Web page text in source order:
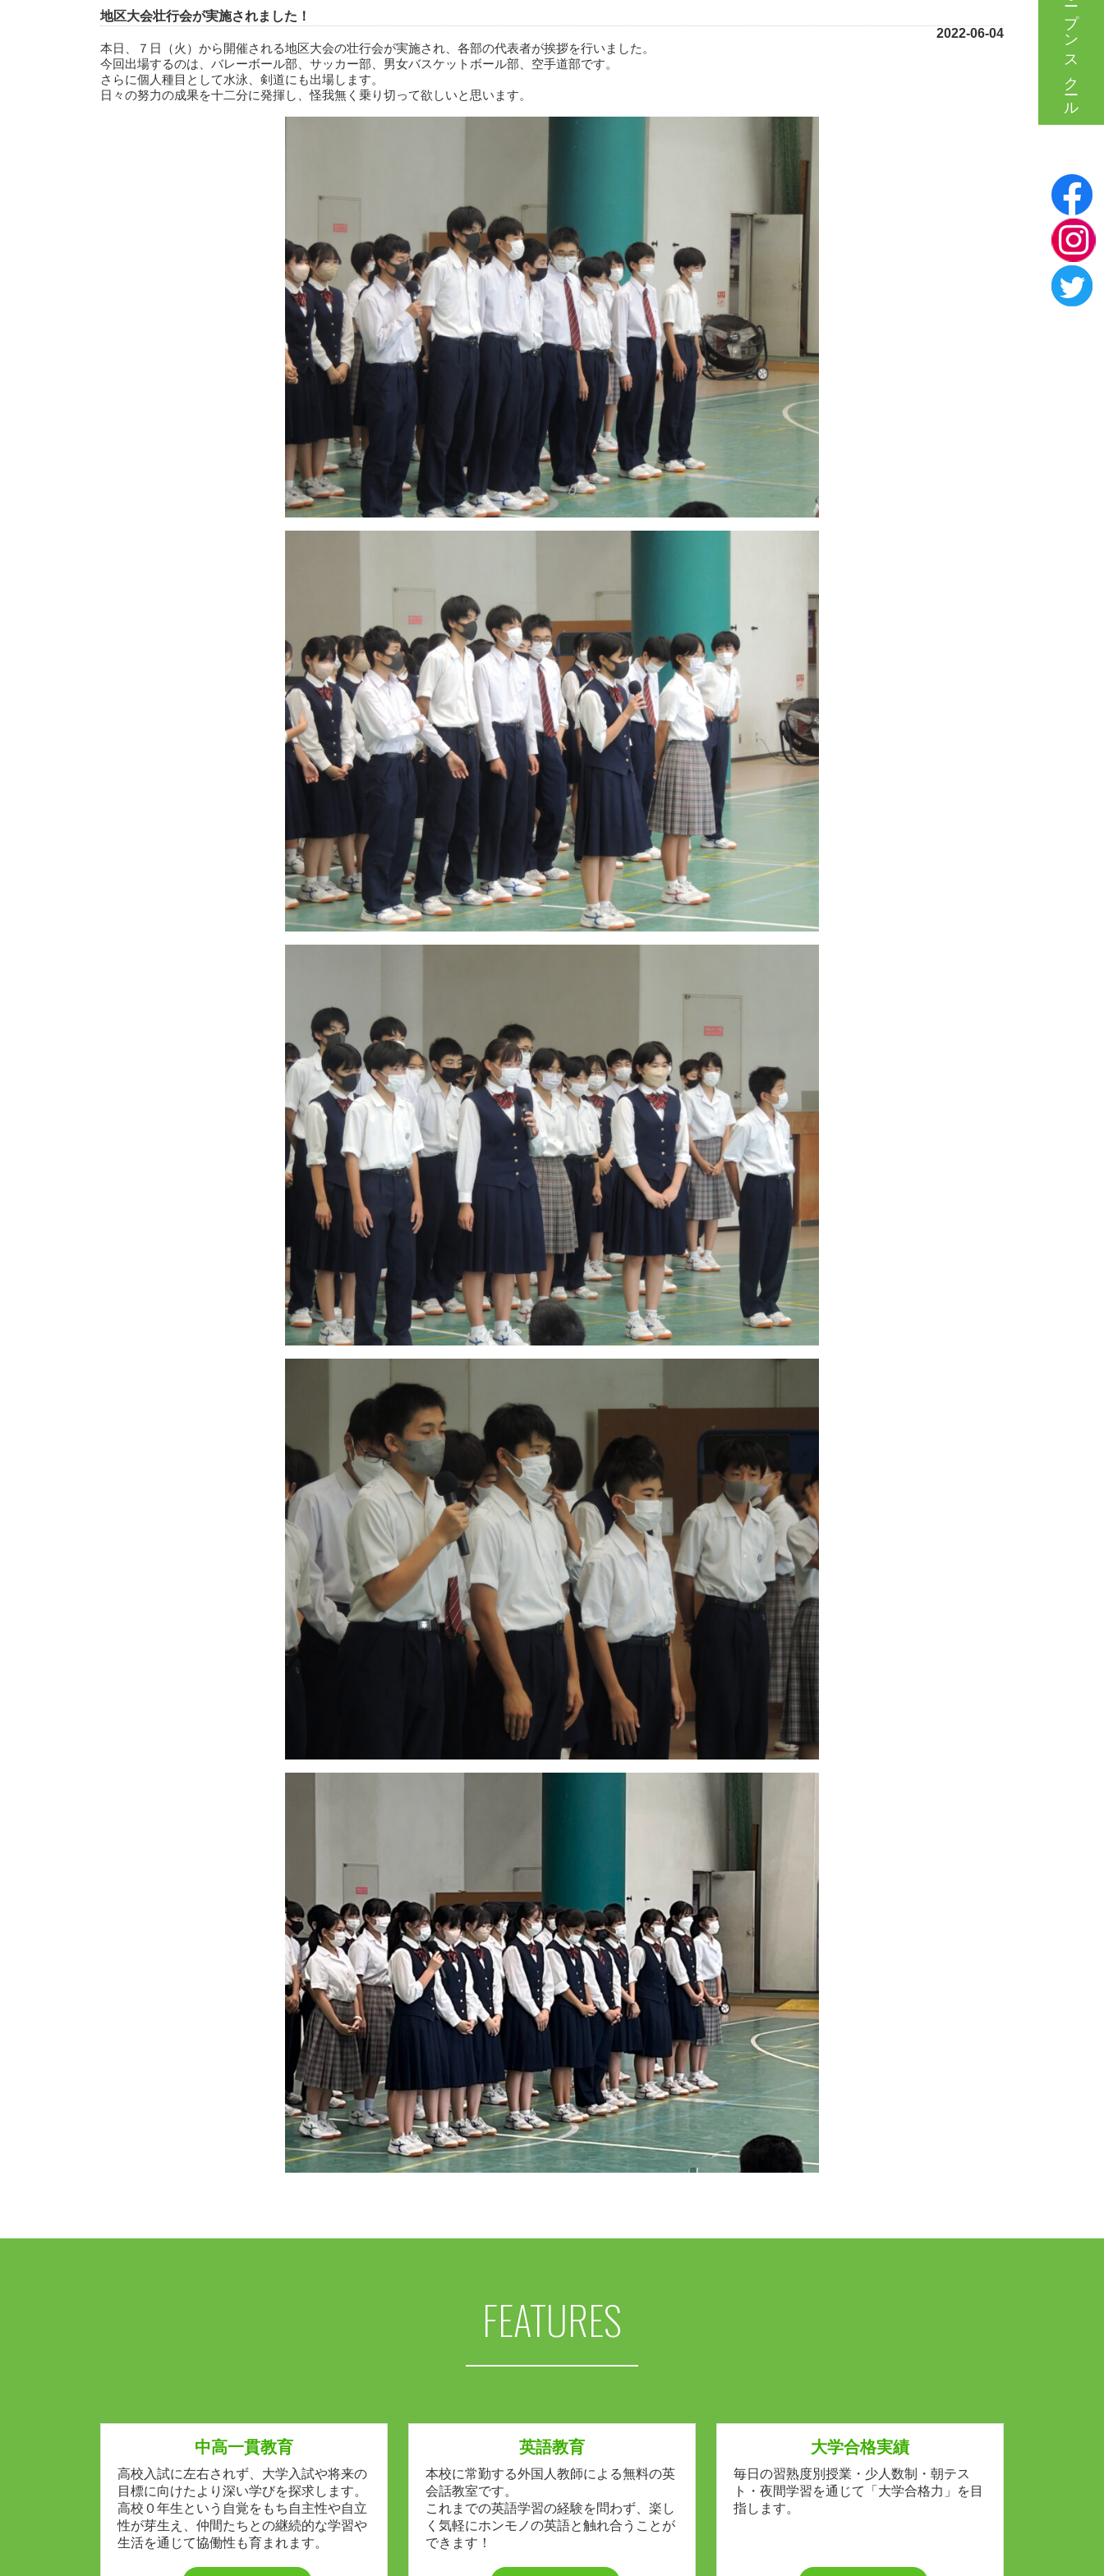
オープンスクール
地区大会壮行会が実施されました！
2022-06-04
本日、７日（火）から開催される地区大会の壮行会が実施され、各部の代表者が挨拶を行いました。
今回出場するのは、バレーボール部、サッカー部、男女バスケットボール部、空手道部です。
さらに個人種目として水泳、剣道にも出場します。
日々の努力の成果を十二分に発揮し、怪我無く乗り切って欲しいと思います。
FEATURES
中高一貫教育
高校入試に左右されず、大学入試や将来の
目標に向けたより深い学びを探求します。
高校０年生という自覚をもち自主性や自立
性が芽生え、仲間たちとの継続的な学習や
生活を通じて協働性も育まれます。
英語教育
本校に常勤する外国人教師による無料の英
会話教室です。
これまでの英語学習の経験を問わず、楽し
く気軽にホンモノの英語と触れ合うことが
できます！
大学合格実績
毎日の習熟度別授業・少人数制・朝テス
ト・夜間学習を通じて「大学合格力」を目
指します。